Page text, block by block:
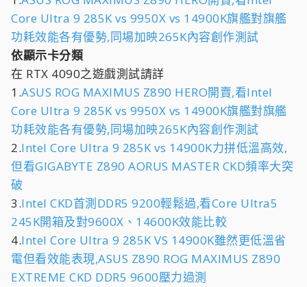
Core Ultra 9 285K vs 9950X vs 14900K旗艦對旗艦
功耗效能各有優勢,同場加映265K內容創作測試
依顯示卡分類
在 RTX 4090之遊戲測試請詳
1.ASUS ROG MAXIMUS Z890 HERO開賣,看Intel
Core Ultra 9 285K vs 9950X vs 14900K旗艦對旗艦
功耗效能各有優勢,同場加映265K內容創作測試
2.Intel Core Ultra 9 285K vs 14900K力拼低溫高效,
但看GIGABYTE Z890 AORUS MASTER CKD頻率大突
破
3.Intel CKD首測DDR5 9200輕鬆過,看Core Ultra5
245K開箱及對9600X、14600K效能比較
4.Intel Core Ultra 9 285K VS 14900K雖然更低溫省
電但看效能表現,ASUS Z890 ROG MAXIMUS Z890
EXTREME CKD DDR5 9600壓力過測